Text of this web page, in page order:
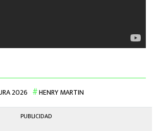
2026 HENRY MARTIN
PUBLICIDAD